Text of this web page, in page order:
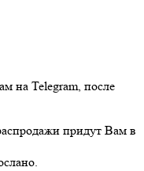
на Telegram, после
придут Вам в